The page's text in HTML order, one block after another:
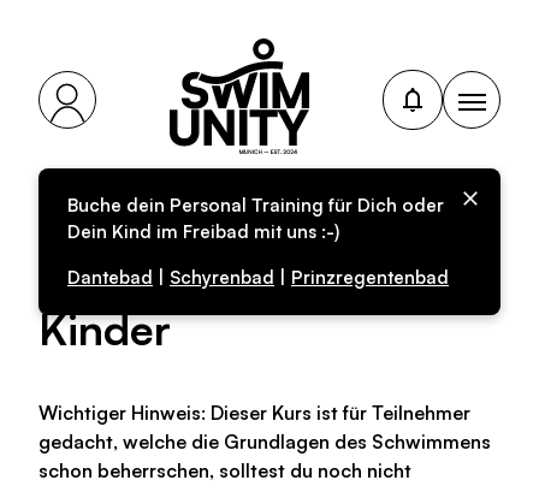
Buche dein Personal Training für Dich oder
Dein Kind im Freibad mit uns :-)
Dantebad
Schyrenbad Prinzregentenbad
Personal-Training für
fortgeschrittene
Kinder
Wichtiger Hinweis: Dieser Kurs ist für Teilnehmer
gedacht, welche die Grundlagen des Schwimmens
schon beherrschen, solltest du noch nicht